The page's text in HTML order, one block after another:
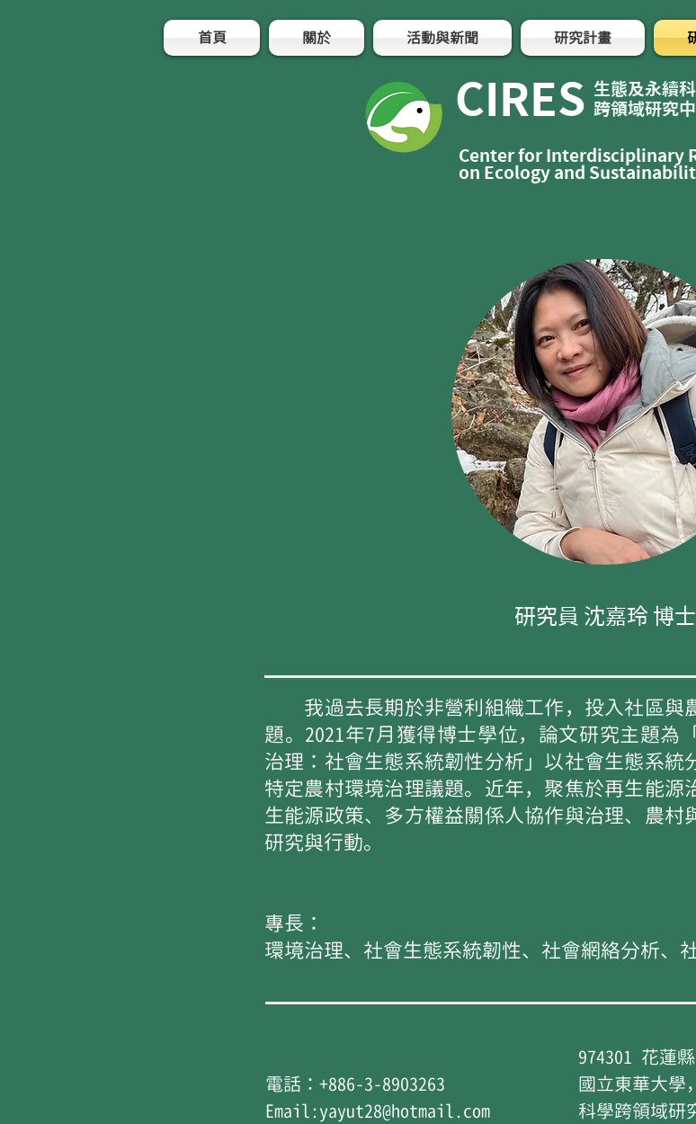
首頁 關於 活動與新聞 研究計畫
CIRES 生態及永續
跨領域研究
Center for Interdisciplinary
on Ecology and
研究員 沈嘉玲 博士
我過去長期於非營利組織工作，投入社區與
題。2021年7月獲得博士學位，論文研究主題為
治理：社會生態系統韌性分析」以社會生態系統
特定農村環境治理議題。近年，聚焦於再生能源
生能源政策、多方權益關係人協作與治理、農村
研究與行動。
專長：
環境治理、社會生態系統韌性、社會網絡分析、
電話：+886-3-8903263
Email:yayut28@hotmail.com
974301 花蓮
國立東華大學
科學跨領域研